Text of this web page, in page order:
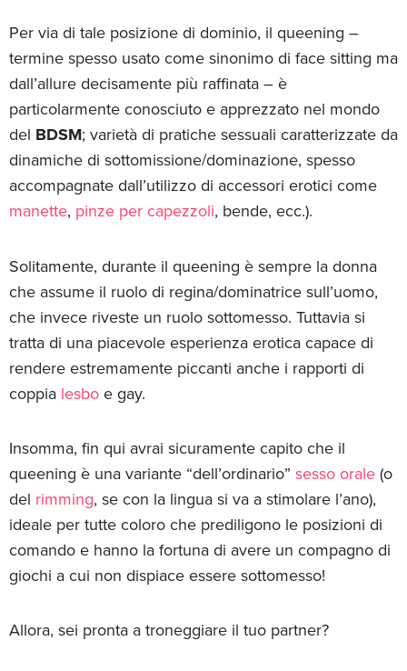
Per via di tale posizione di dominio, il queening –
termine spesso usato come sinonimo di face sitting ma
dall’allure decisamente più raffinata – è
particolarmente conosciuto e apprezzato nel mondo
del BDSM; varietà di pratiche sessuali caratterizzate da
dinamiche di sottomissione/dominazione, spesso
accompagnate dall’utilizzo di accessori erotici come
manette, pinze per capezzoli, bende, ecc.).
Solitamente, durante il queening è sempre la donna
che assume il ruolo di regina/dominatrice sull’uomo,
che invece riveste un ruolo sottomesso. Tuttavia si
tratta di una piacevole esperienza erotica capace di
rendere estremamente piccanti anche i rapporti di
coppia lesbo e gay.
Insomma, fin qui avrai sicuramente capito che il
queening è una variante “dell’ordinario” sesso orale (o
del rimming, se con la lingua si va a stimolare l’ano),
ideale per tutte coloro che prediligono le posizioni di
comando e hanno la fortuna di avere un compagno di
giochi a cui non dispiace essere sottomesso!
Allora, sei pronta a troneggiare il tuo partner?